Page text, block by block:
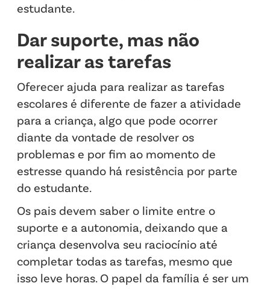
estudante.
Dar suporte, mas não
realizar as tarefas
Oferecer ajuda para realizar as tarefas
escolares é diferente de fazer a atividade
para a criança, algo que pode ocorrer
diante da vontade de resolver os
problemas e por fim ao momento de
estresse quando há resistência por parte
do estudante.
Os pais devem saber o limite entre o
suporte e a autonomia, deixando que a
criança desenvolva seu raciocínio até
completar todas as tarefas, mesmo que
isso leve horas. O papel da família é ser um